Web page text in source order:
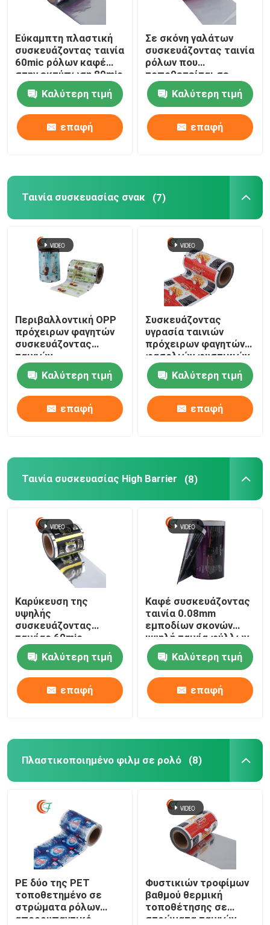
Εύκαμπτη πλαστική
συσκευάζοντας ταινία
60mic ρόλων καφέ
στην εκτύπωση 80mic
για τοποθετημένο σε
στρώματα ρόλο
ταινιών τροφίμων το
συνήθεια
Καλύτερη τιμή
επαφή
Σε σκόνη γαλάτων
συσκευάζοντας ταινία
ρόλων που
τοποθετείται σε
στρώματα πλαστική
για τον καφέ
Καλύτερη τιμή
επαφή
Ταινία συσκευασίας σνακ (7)
Περιβαλλοντική OPP
πρόχειρων φαγητών
συσκευάζοντας
ταινιών
τοποθετημένη σε
στρώματα BOPP
συσκευάζοντας ταινία
περικαλυμμάτων
τροφίμων ταινιών
Καλύτερη τιμή
επαφή
Συσκευάζοντας
υγρασία ταινιών
πρόχειρων φαγητών
φασολιών φυστικιών
- εύκαμπτη εκτύπωση
βαθμού τροφίμων
συσκευασίας ρόλων
απόδειξης πλαστική
Καλύτερη τιμή
επαφή
Ταινία συσκευασίας High Barrier (8)
Καρύκευση της
υψηλής
συσκευάζοντας
ταινίας 60mic
εμποδίων στην ταινία
συσκευασίας
τροφίμων σάλτσας
σακουλιών 80mic
Καλύτερη τιμή
επαφή
Καφέ συσκευάζοντας
ταινία 0.08mm
εμποδίων σκονών
υψηλή ταινία φύλλων
αλουμινίου αργιλίου
που τοποθετεί τον
πλαστικό ρόλο σε
στρώματα
Καλύτερη τιμή
επαφή
Πλαστικοποιημένο φιλμ σε ρολό (8)
PE δύο της PET
τοποθετημένο σε
στρώματα ρόλων
απορρυπαντικό
Φυστικιών τροφίμων
βαθμού θερμική
τοποθέτησης σε
στρώματα ταινιών